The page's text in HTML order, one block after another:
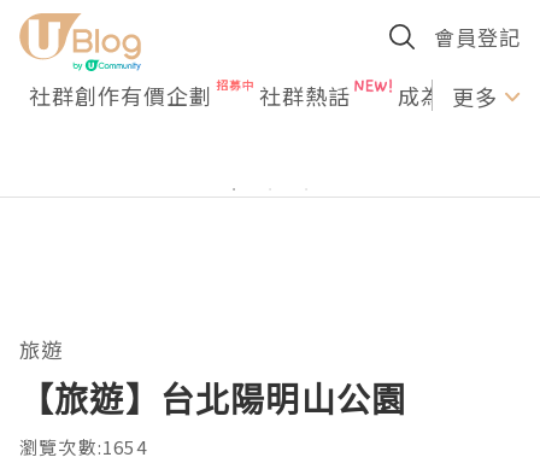
會員登記
社群創作有價企劃 社群熱話 成為U更多
旅遊
【旅遊】台北陽明山公園
瀏覽次數:1654